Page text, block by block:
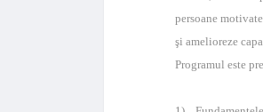
persoane
şi amelioreze
Programul este